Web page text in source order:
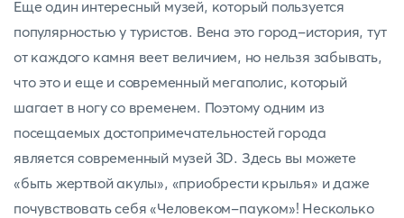
Еще один интересный музей, который пользуется
популярностью у туристов. Вена это город-история, тут
от каждого камня веет величием, но нельзя забывать,
что это и еще и современный мегаполис, который
шагает в ногу со временем. Поэтому одним из
посещаемых достопримечательностей города
является современный музей 3D. Здесь вы можете
«быть жертвой акулы», «приобрести крылья» и даже
почувствовать себя «Человеком-пауком»! Несколько